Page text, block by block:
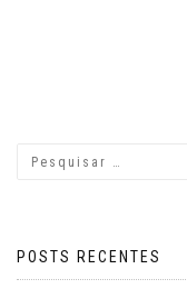
POSTS RECENTES